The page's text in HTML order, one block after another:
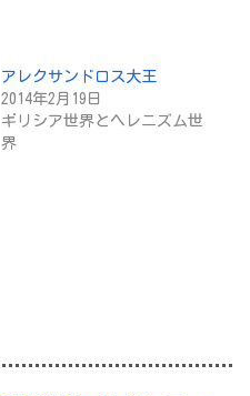
アレクサンドロス大王
2014年2月19日
ギリシア世界とヘレニズム世
界